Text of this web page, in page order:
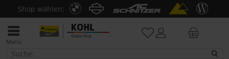
Shop wählen:
Menü
Halter & Haltesätze